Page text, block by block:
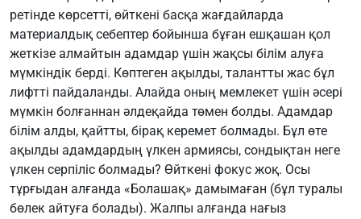
ретінде көрсетті, өйткені басқа жағдайларда
материалдық себептер бойынша бұған ешқашан қол
жеткізе алмайтын адамдар үшін жақсы білім алуға
мүмкіндік берді. Көптеген ақылды, талантты жас бұл
лифтті пайдаланды. Алайда оның мемлекет үшін әсері
мүмкін болғаннан әлдеқайда төмен болды. Адамдар
білім алды, қайтты, бірақ керемет болмады. Бұл өте
ақылды адамдардың үлкен армиясы, сондықтан неге
үлкен серпіліс болмады? Өйткені фокус жоқ. Осы
тұрғыдан алғанда «Болашақ» дамымаған (бұл туралы
бөлек айтуға болады). Жалпы алғанда нағыз